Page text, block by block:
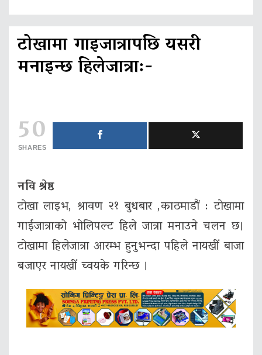
टोखामा गाइजात्रापछि यसरी
मनाइन्छ हिलेजात्रा:-
50
SHARES
नवि श्रेष्ठ
टाेखा लाइभ, श्रावण २१ बुधबार ,काठमाडौं : टाेखामा
गाईजात्राको भोलिपल्ट हिले जात्रा मनाउने चलन छ।
टाेखामा हिलेजात्रा आरम्भ हुनुभन्दा पहिले नायखीं बाजा
बजाएर नायखीं च्वयके गरिन्छ ।